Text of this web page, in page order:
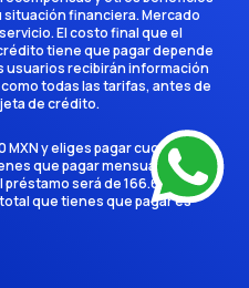
situación financiera. Mercado
El costo final que el
tiene que pagar depende
usuarios recibirán información
todas las tarifas, antes de
de crédito.
y eliges pagar cuotas en 6
que pagar mensualmente es
préstamo será de 166.666,7
que tienes que pagar es